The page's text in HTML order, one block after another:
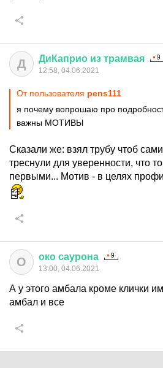
Д ДиКаприо из трамвая
12:58, 04.06.2021
От пользователя pens111
я почему вопрошаю про
важны МОТИВЫ
Сказали же: взял трубу чтоб
треснули для уверенности, что
первыми... Мотив - в целях
О око саурона
13:00, 04.06.2021
А у этого амбала кроме клички
амбал и все